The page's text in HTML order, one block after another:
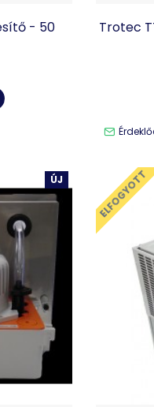
- 50
Trotec
ÚJ ELFOGYOTT